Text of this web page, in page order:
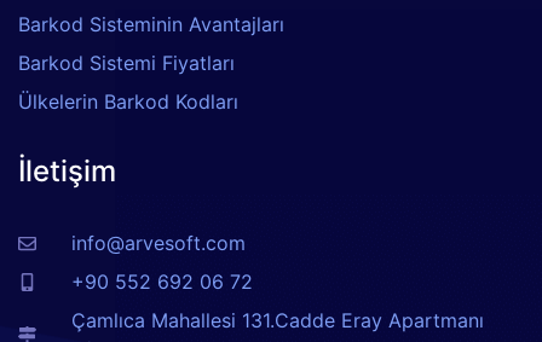
Barkod Sisteminin Avantajları
Barkod Sistemi Fiyatları
Ülkelerin Barkod Kodları
İletişim
info@arvesoft.com
+90 552 692 06 72
Çamlıca Mahallesi 131.Cadde Eray Apartmanı